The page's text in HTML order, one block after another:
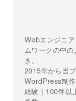
Webエンジニ
ムワークの中
き。
2015年から当
WordPress制
経験｜100件以